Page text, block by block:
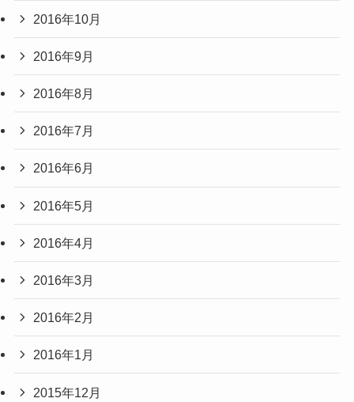
2016年10月
2016年9月
2016年8月
2016年7月
2016年6月
2016年5月
2016年4月
2016年3月
2016年2月
2016年1月
2015年12月